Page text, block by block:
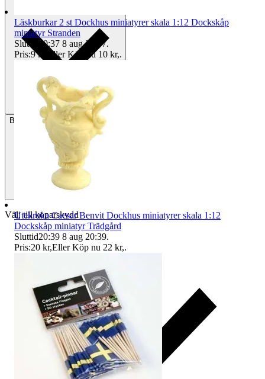
Betalning Via Tradera
Välj till köparskydd
Läskburkar 2 st Dockhus miniatyrer skala 1:12 Dockskåp
miniatyr Stranden
Sluttid
20:37 8 aug 20:37.
Pris:9 kr Eller Köp nu 10 kr,.
Utekruka Caesar Benvit Dockhus miniatyrer skala 1:12
Dockskåp miniatyr Trädgård
Sluttid20:39 8 aug 20:39.
Pris:20 kr,Eller Köp nu 22 kr,.